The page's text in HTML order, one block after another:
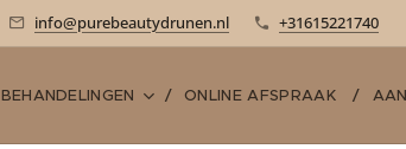
info@purebeautydrunen.nl +31615221740
BEHANDELINGEN ONLINE AFSPRAAK